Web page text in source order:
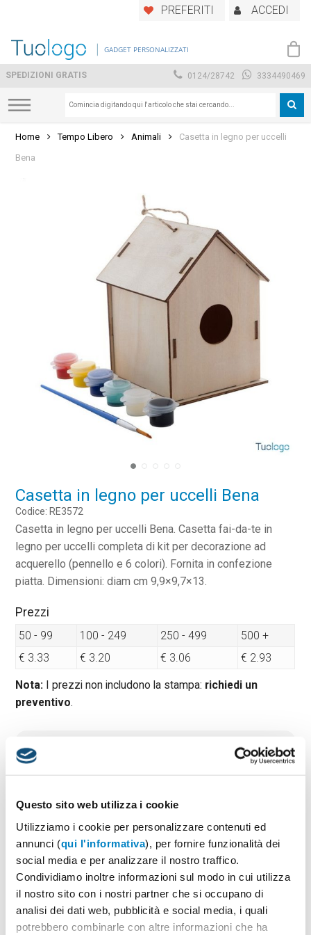
Questo sito web utilizza i cookie
Utilizziamo i cookie per personalizzare contenuti ed
annunci (qui l'informativa), per fornire funzionalità dei
social media e per analizzare il nostro traffico.
Condividiamo inoltre informazioni sul modo in cui utilizza
il nostro sito con i nostri partner che si occupano di
analisi dei dati web, pubblicità e social media, i quali
potrebbero combinarle con altre informazioni che ha
main
PREFERITI ACCEDI
GADGET PERSONALIZZATI
SPEDIZIONI GRATIS 0124/28742 3334490469
Home Tempo Libero Animali
Casetta in legno per uccelli
Bena
Casetta in legno per uccelli Bena
Codice: RE3572
Casetta in legno per uccelli Bena. Casetta fai-da-te in
legno per uccelli completa di kit per decorazione ad
acquerello (pennello e 6 colori). Fornita in confezione
piatta. Dimensioni: diam cm 9,9×9,7×13.
Prezzi
50 - 99 100 - 249 250 - 499
500 +
€ 3.33
€ 3.20 € 3.06 € 2.93
Nota: I prezzi non includono la stampa: richiedi un
preventivo.
Quantità minima:
Tempi di consegna standard:
Dimensioni:diam cm 9,9×9,7×13
PREVENTIVO & BOZZA GRATUITA
Potrai indicare successivamente la suddivisione per
taglie e colore